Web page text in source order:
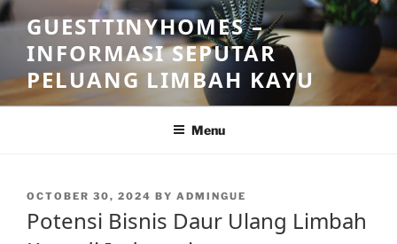
Skip
to
content
GUESTTINYHOMES –
INFORMASI SEPUTAR
PELUANG LIMBAH KAYU
Menu
POSTED
OCTOBER 30, 2024 BY ADMINGUE
Potensi Bisnis Daur Ulang Limbah